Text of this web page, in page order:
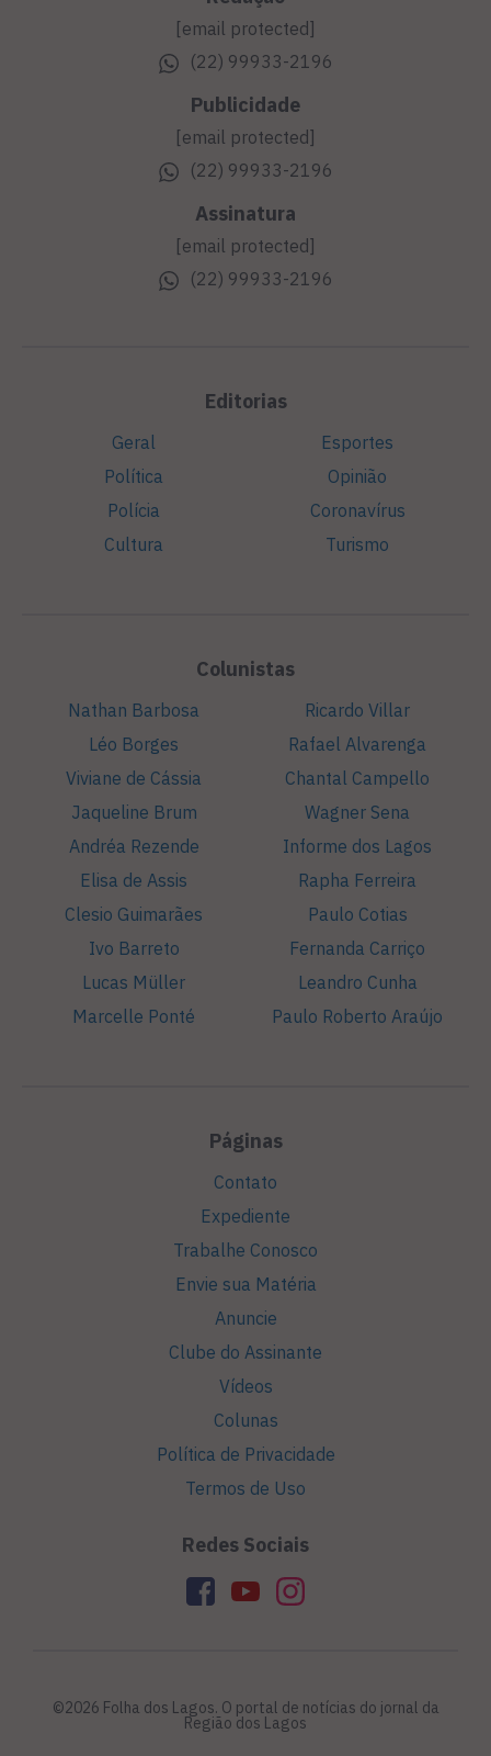
[email protected]
(22) 99933-2196
Publicidade
[email protected]
(22) 99933-2196
Assinatura
[email protected]
(22) 99933-2196
Editorias
Geral
Política
Polícia
Cultura
Esportes
Opinião
Coronavírus
Turismo
Colunistas
Nathan Barbosa
Léo Borges
Viviane de Cássia
Jaqueline Brum
Andréa Rezende
Elisa de Assis
Clesio Guimarães
Ivo Barreto
Lucas Müller
Marcelle Ponté
Ricardo Villar
Rafael Alvarenga
Chantal Campello
Wagner Sena
Informe dos Lagos
Rapha Ferreira
Paulo Cotias
Fernanda Carriço
Leandro Cunha
Paulo Roberto Araújo
Páginas
Contato
Expediente
Trabalhe Conosco
Envie sua Matéria
Anuncie
Clube do Assinante
Vídeos
Colunas
Política de Privacidade
Termos de Uso
Redes Sociais
©2026 Folha dos Lagos. O portal de notícias do jornal da
Região dos Lagos